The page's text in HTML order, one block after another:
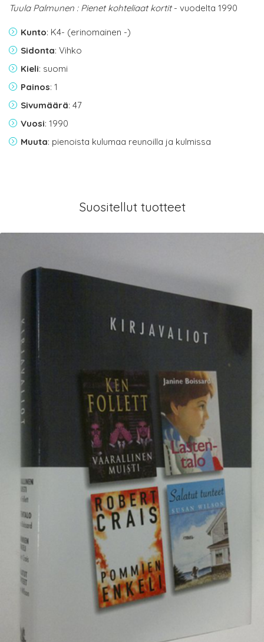
Tuula Palmunen : Pienet kohteliaat kortit- vuodelta 1990
Kunto: K4- (erinomainen -)
Sidonta: Vihko
Kieli: suomi
Painos: 1
Sivumäärä: 47
Vuosi: 1990
Muuta: pienoista kulumaa reunoilla ja kulmissa
Suositellut tuotteet